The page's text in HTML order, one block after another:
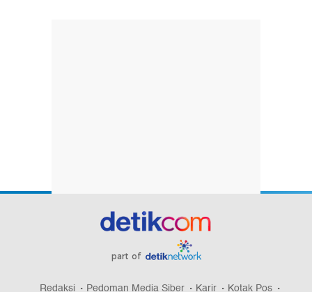
part of
Redaksi Pedoman Media Siber Karir Kotak Pos